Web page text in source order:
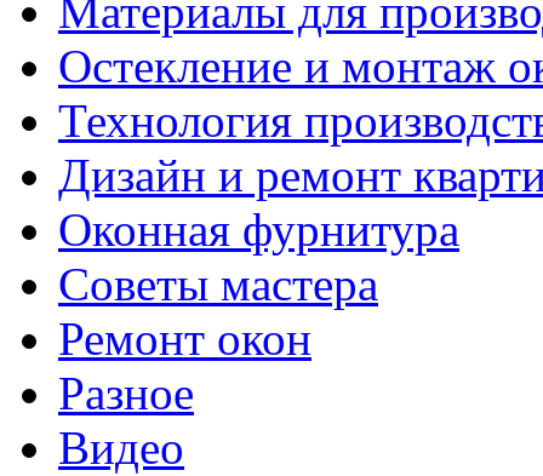
Материалы для
Остекление и монтаж
Технология
Дизайн и ремонт
Оконная фурнитура
Советы мастера
Ремонт окон
Разное
Видео